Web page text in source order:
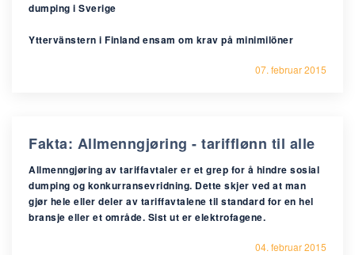
dumping i Sverige
Yttervänstern i Finland ensam om krav på minimilöner
07. februar 2015
Fakta: Allmenngjøring - tarifflønn til alle
Allmenngjøring av tariffavtaler er et grep for å hindre sosial
dumping og konkurransevridning. Dette skjer ved at man
gjør hele eller deler av tariffavtalene til standard for en hel
bransje eller et område. Sist ut er elektrofagene.
04. februar 2015